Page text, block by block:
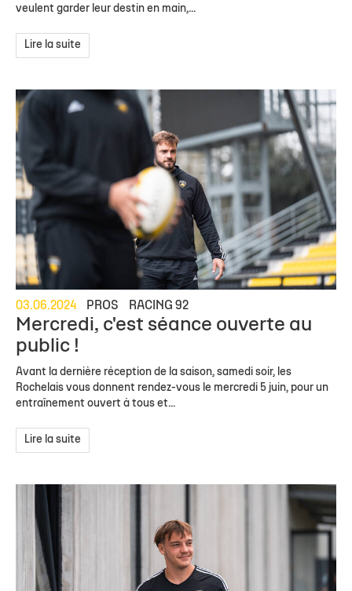
veulent garder leur destin en main,...
Lire la suite
03.06.2024 PROS RACING 92
Mercredi, c'est séance ouverte au
public !
Avant la dernière réception de la saison, samedi soir, les
Rochelais vous donnent rendez-vous le mercredi 5 juin, pour un
entraînement ouvert à tous et...
Lire la suite